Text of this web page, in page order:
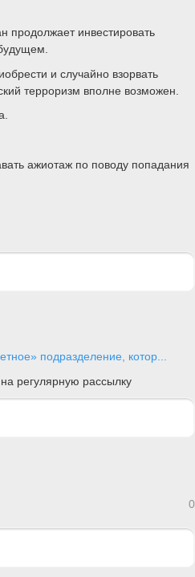
продолжает инвестировать
и случайно взорвать
терроризм вполне возможен.
ажиотаж по поводу попадания
подразделение, котор...
регулярную рассылку
0